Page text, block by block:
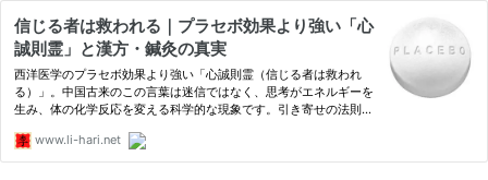
信じる者は救われる｜プラセボ効果より強い「心
誠則霊」と漢方・鍼灸の真実
西洋医学のプラセボ効果より強い「心誠則霊（信じる者は救われ
る）」。中国古来のこの言葉は迷信ではなく、思考がエネルギーを
生み、体の化学反応を変える科学的な現象です。引き寄せの法則や
説。黄帝内経の言葉も紹介。
www.li-hari.net